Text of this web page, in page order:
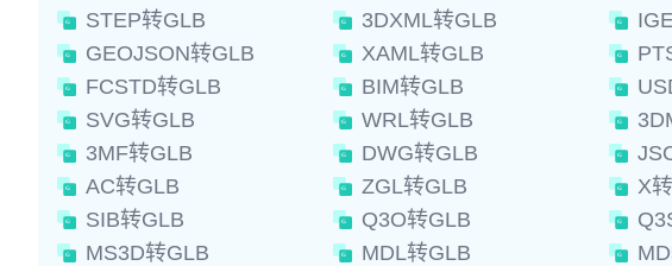
STEP转GLB
3DXML转GLB
GEOJSON转GLB
XAML转GLB
FCSTD转GLB
BIM转GLB
SVG转GLB
WRL转GLB
3MF转GLB
DWG转GLB
AC转GLB
ZGL转GLB X
SIB转GLB
Q3O转GLB
MS3D转GLB
MDL转GLB